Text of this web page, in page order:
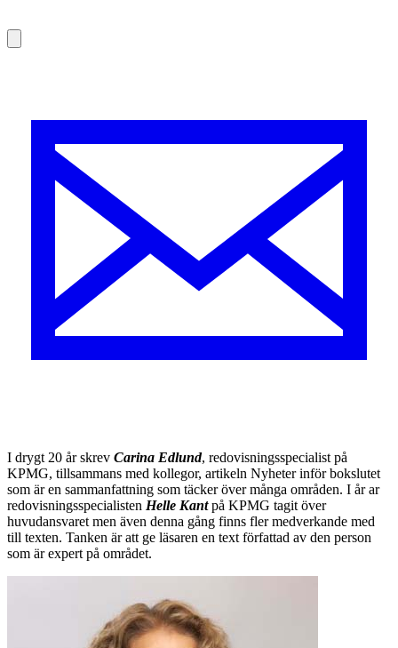
I drygt 20 år skrev Carina Edlund, redovisningsspecialist på
KPMG, tillsammans med kollegor, artikeln Nyheter inför bokslutet
som är en sammanfattning som täcker över många områden. I år ar
redovisningsspecialisten Helle Kantpå KPMG tagit över
huvudansvaret men även denna gång finns fler medverkande med
till texten. Tanken är att ge läsaren en text författad av den person
som är expert på området.